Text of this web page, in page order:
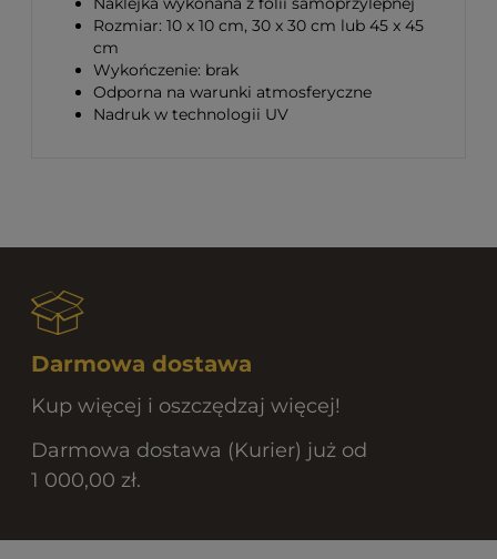
Rozmiar: 10 x 10 cm, 30 x 30 cm lub 45 x 45
cm
Wykończenie: brak
Odporna na warunki atmosferyczne
Nadruk w technologii UV
Darmowa dostawa
Kup więcej i oszczędzaj więcej!
Darmowa dostawa (Kurier) już od
1 000,00 zł.